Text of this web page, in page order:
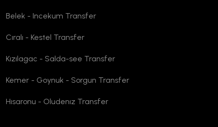
Belek - Incekum Transfer
Cıralı - Kestel Transfer
Kızılagac - Salda-see Transfer
Kemer - Goynuk - Sorgun Transfer
Hısaronu - Oludenız Transfer